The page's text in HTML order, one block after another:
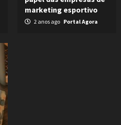
marketing esportivo
2 anos ago Portal Agora